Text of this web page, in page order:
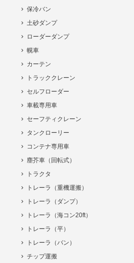
保冷バン
土砂ダンプ
ローダーダンプ
幌車
カーテン
トラッククレーン
セルフローダー
車載専用車
セーフティクレーン
タンクローリー
コンテナ専用車
塵芥車（回転式）
トラクタ
トレーラ（重機運搬）
トレーラ（ダンプ）
トレーラ（海コン20ft）
トレーラ（平）
トレーラ（バン）
チップ運搬